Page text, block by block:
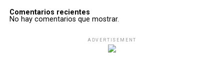
Comentarios recientes
No hay comentarios que mostrar.
ADVERTISEMENT